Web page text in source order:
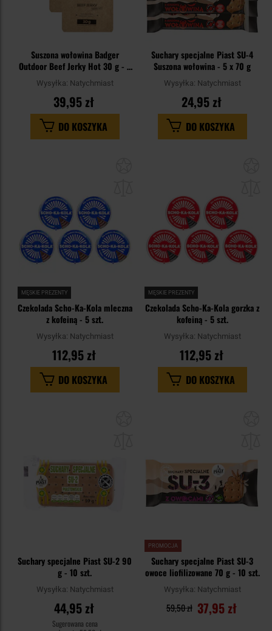
Suszona wołowina Badger
Outdoor Beef Jerky Hot 30 g - 3
szt.
Wysyłka: Natychmiast
39,95 zł
DO KOSZYKA
Suchary specjalne Piast SU-4
Suszona wołowina - 5 x 70 g
Wysyłka: Natychmiast
24,95 zł
DO KOSZYKA
MĘSKIE PREZENTY
Czekolada Scho-Ka-Kola mleczna
z kofeiną - 5 szt.
Wysyłka: Natychmiast
112,95 zł
DO KOSZYKA
MĘSKIE PREZENTY
Czekolada Scho-Ka-Kola gorzka z
kofeiną - 5 szt.
Wysyłka: Natychmiast
112,95 zł
DO KOSZYKA
Suchary specjalne Piast SU-2 90
g - 10 szt.
Wysyłka: Natychmiast
44,95 zł
Sugerowana cena
PROMOCJA
Suchary specjalne Piast SU-3
owoce liofilizowane 70 g - 10 szt.
Wysyłka: Natychmiast
37,95 zł
59,50 zł